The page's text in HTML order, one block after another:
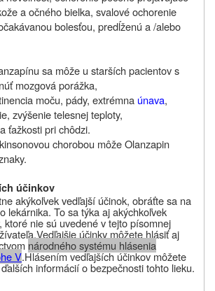
a očného bielka, svalové ochorenie
bolesťou, predĺženú a /alebo
sa môže u starších pacientov s
mozgová porážka,
moču, pády, extrémna únava,
zvýšenie telesnej teploty,
ťažkosti pri chôdzi.
chorobou môže Olanzapin
účinkov
akýkoľvek vedľajší účinok, obráťte sa na
lekárnika. To sa týka aj akýchkoľvek
ktoré nie sú uvedené v tejto písomnej
Vedľajšie účinky môžete hlásiť aj
národného systému hlásenia
V.Hlásením vedľajších účinkov môžete
informácií o bezpečnosti tohto lieku.